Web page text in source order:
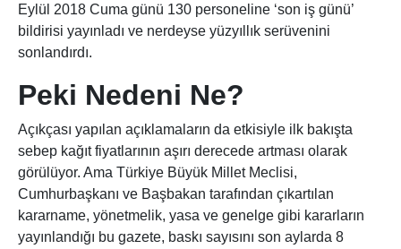
Eylül 2018 Cuma günü 130 personeline ‘son iş günü’
bildirisi yayınladı ve nerdeyse yüzyıllık serüvenini
sonlandırdı.
Peki Nedeni Ne?
Açıkçası yapılan açıklamaların da etkisiyle ilk bakışta
sebep kağıt fiyatlarının aşırı derecede artması olarak
görülüyor. Ama Türkiye Büyük Millet Meclisi,
Cumhurbaşkanı ve Başbakan tarafından çıkartılan
kararname, yönetmelik, yasa ve genelge gibi kararların
yayınlandığı bu gazete, baskı sayısını son aylarda 8